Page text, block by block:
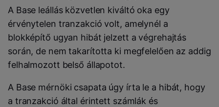
A Base leállás közvetlen kiváltó oka egy
érvénytelen tranzakció volt, amelynél a
blokképítő ugyan hibát jelzett a végrehajtás
során, de nem takarította ki megfelelően az addig
felhalmozott belső állapotot.
A Base mérnöki csapata úgy írta le a hibát, hogy
a tranzakció által érintett számlák és